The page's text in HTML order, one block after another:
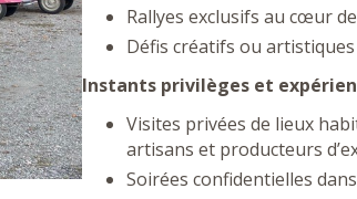
Rallyes exclusifs au cœur
Défis créatifs ou
Instants privilèges et
Visites privées de lieux
artisans et producteurs
Soirées confidentielles